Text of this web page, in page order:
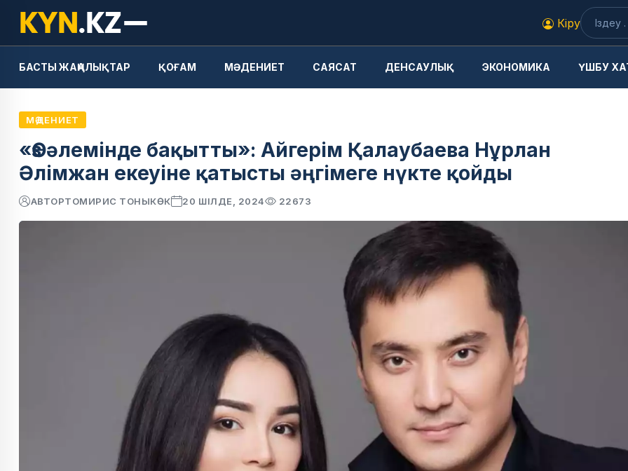
Кіру
БАСТЫ ЖАҢАЛЫҚТАР ҚОҒАМ МӘДЕНИЕТ САЯСАТ ДЕНСАУЛЫҚ ЭКОНОМИКА ҮШБУ
МӘДЕНИЕТ
«Өз әлемінде бақытты»: Айгерім Қалаубаева Нұрлан
Әлімжан екеуіне қатысты әңгімеге нүкте қойды
АВТОРТОМИРИС ТОНЫКӨК 20 ШІЛДЕ, 2024 22673